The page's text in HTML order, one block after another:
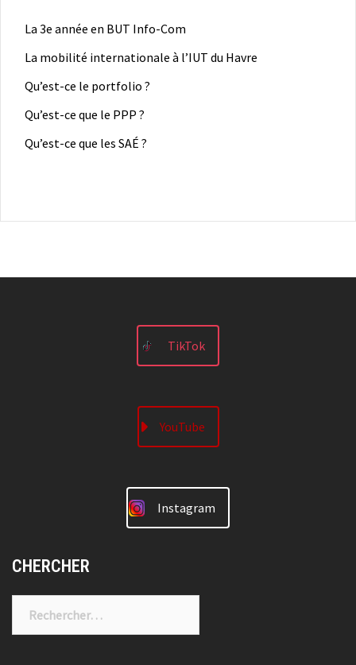
La 3e année en BUT Info-Com
La mobilité internationale à l’IUT du Havre
Qu’est-ce le portfolio ?
Qu’est-ce que le PPP ?
Qu’est-ce que les SAÉ ?
TikTok
YouTube
Instagram
CHERCHER